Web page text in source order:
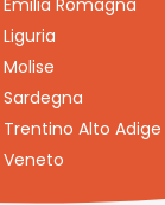
Emilia Romagna
Liguria
Molise
Sardegna
Trentino Alto Adige
Veneto